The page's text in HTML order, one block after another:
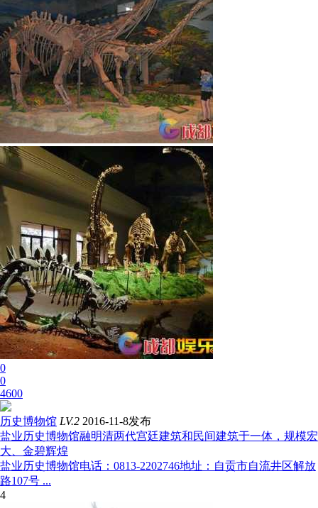
0
0
4600
历史博物馆 LV.2 2016-11-8发布
盐业历史博物馆融明清两代宫廷建筑和民间建筑于一体，规模宏
大、金碧辉煌
盐业历史博物馆电话：0813-2202746地址：自贡市自流井区解放
路107号 ...
4